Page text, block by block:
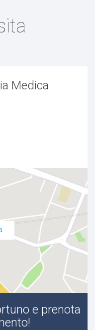
Medica
e prenota